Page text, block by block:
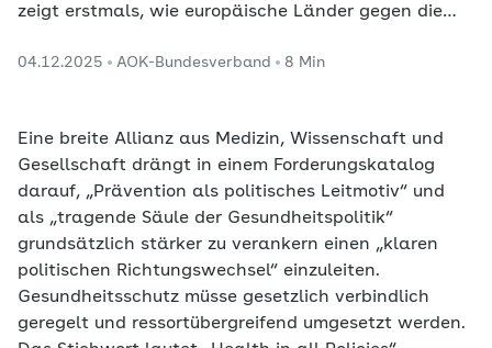
zeigt erstmals, wie europäische Länder gegen die
zeigen, wo Deutschland im europäischen Vergleich
04.12.2025 AOK-Bundesverband 8 Min
Eine breite Allianz aus Medizin, Wissenschaft und
Gesellschaft drängt in einem Forderungskatalog
darauf, „Prävention als politisches Leitmotiv“ und
als „tragende Säule der Gesundheitspolitik“
grundsätzlich stärker zu verankern einen „klaren
politischen Richtungswechsel“ einzuleiten.
Gesundheitsschutz müsse gesetzlich verbindlich
geregelt und ressortübergreifend umgesetzt werden.